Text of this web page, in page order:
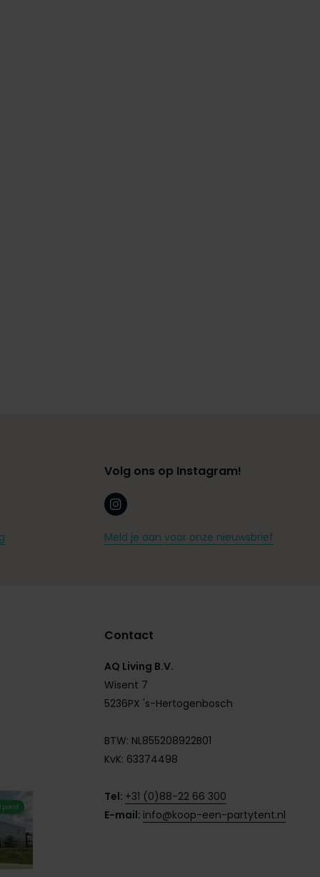
Volg ons op Instagram!
Meld je aan voor onze nieuwsbrief
Contact
AQ Living B.V.
Wisent 7
5236PX 's-Hertogenbosch
BTW: NL855208922B01
KvK: 63374498
Tel: +31 (0)88-22 66 300
E-mail: info@koop-een-partytent.nl